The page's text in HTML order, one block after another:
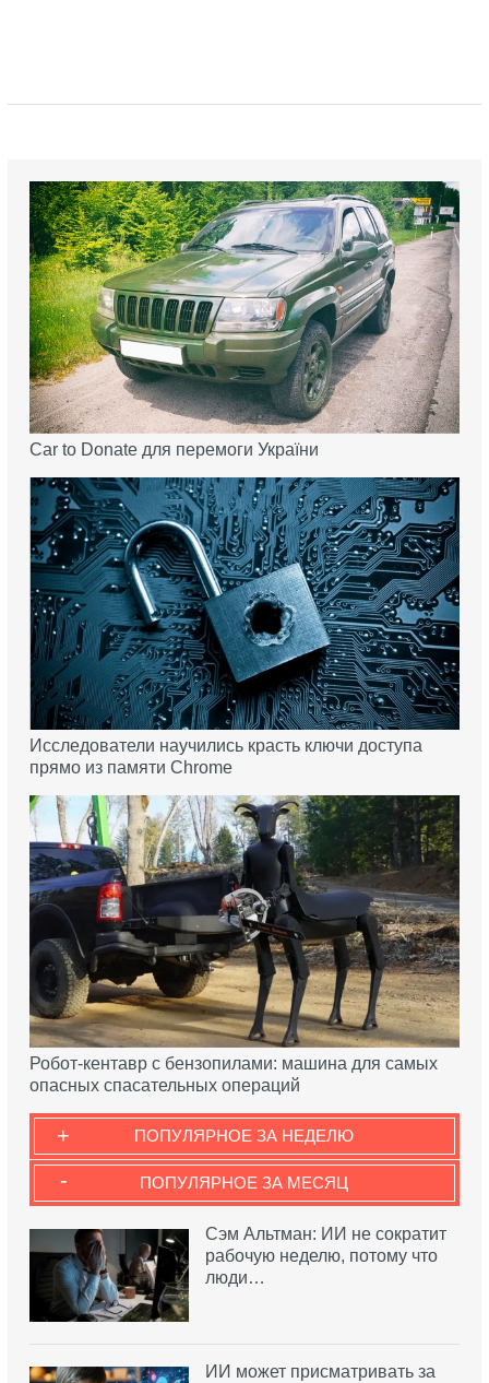
Car to Donate для перемоги України
Исследователи научились красть ключи доступа
прямо из памяти Chrome
Робот-кентавр с бензопилами: машина для самых
опасных спасательных операций
ПОПУЛЯРНОЕ ЗА НЕДЕЛЮ
+
ПОПУЛЯРНОЕ ЗА МЕСЯЦ
-
Сэм Альтман: ИИ не сократит
рабочую неделю, потому что
люди…
ИИ может присматривать за